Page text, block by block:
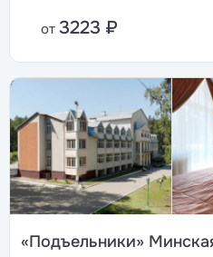
от 3223 ₽
«Подъельники»